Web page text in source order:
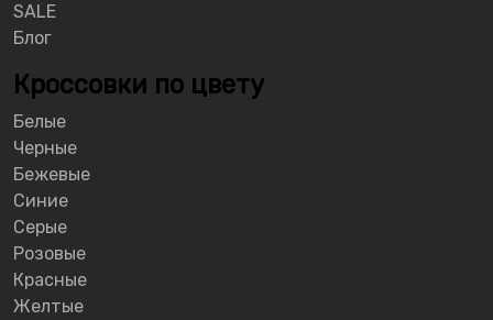
SALE
Блог
Кроссовки по цвету
Белые
Черные
Бежевые
Синие
Серые
Розовые
Красные
Желтые